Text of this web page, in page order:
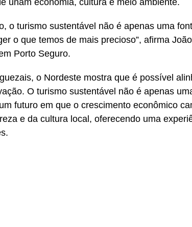
unam economia, cultura e meio ambiente.
o turismo sustentável não é apenas uma
o que temos de mais precioso”, afirma
Porto Seguro.
o Nordeste mostra que é possível
O turismo sustentável não é apenas
futuro em que o crescimento econômico
e da cultura local, oferecendo uma